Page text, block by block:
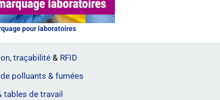
pour laboratoires
traçabilité& RFID
polluants & fumées
de travail